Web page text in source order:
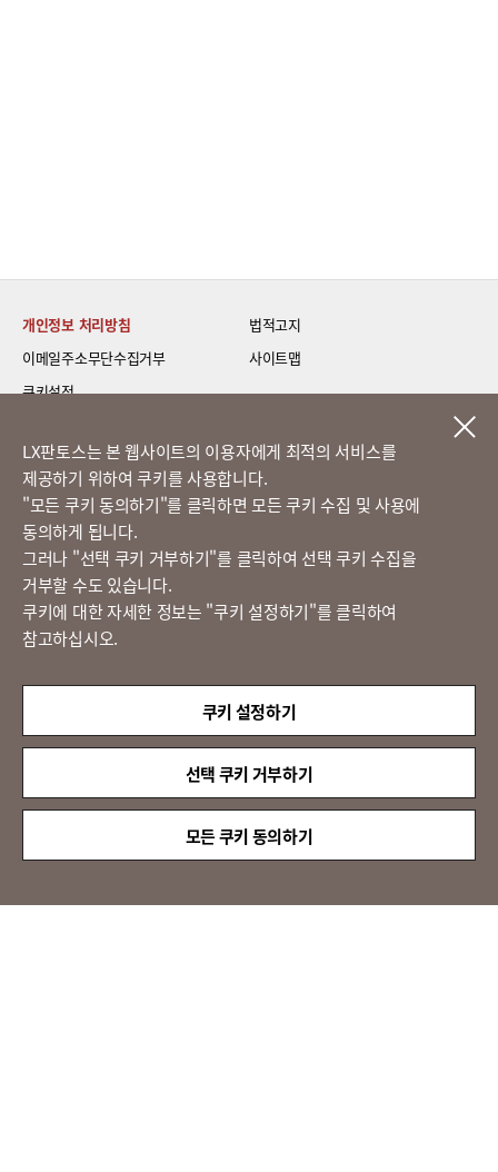
개인정보 처리방침
법적고지
이메일주소무단수집거부
사이트맵
쿠키설정
LG 베스트 케어 이전설치
고객의 소리
정도경영 신문고
(주)LX판토스 사업자등록번호 : 116-81-31734
서울시 종로구 새문안로 58
대표전화 :02-3771-2114
해외직구 문의 : 02-3771-2013 / 2014
© LX Pantos Co., Ltd. All rights reserved.
LX판토스는 본 웹사이트의 이용자에게 최적의 서비스를
제공하기 위하여 쿠키를 사용합니다.
​"모든 쿠키 동의하기"를 클릭하면 모든 쿠키 수집 및 사용에
동의하게 됩니다.
그러나 "선택 쿠키 거부하기"를 클릭하여 선택 쿠키 수집을
거부할 수도 있습니다.
쿠키에 대한 자세한 정보는 "쿠키 설정하기"를 클릭하여
참고하십시오.
쿠키 설정하기
선택 쿠키 거부하기
모든 쿠키 동의하기